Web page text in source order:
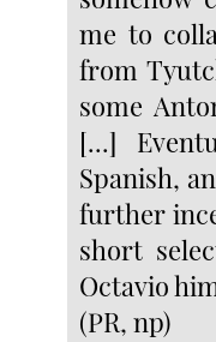
me to
from
some
[...]
Spanish,
further
short
Octavio
(PR, np)